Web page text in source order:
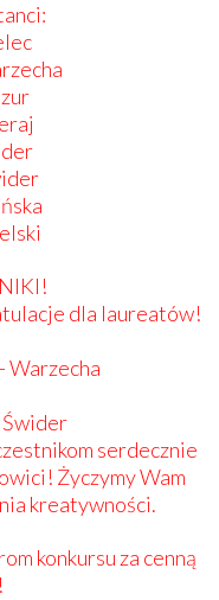
dla laureatów!
Warzecha
Świder
serdecznie
Życzymy Wam
kreatywności.
konkursu za cenną